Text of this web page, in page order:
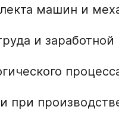
машин и
и заработной
при